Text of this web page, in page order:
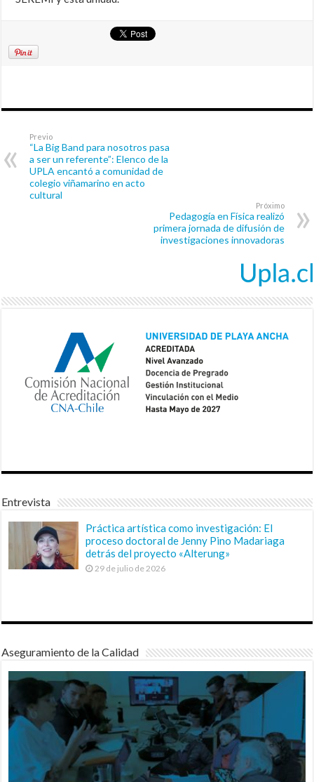
Previo
“La Big Band para nosotros pasa
a ser un referente”: Elenco de la
UPLA encantó a comunidad de
colegio viñamarino en acto
cultural
Próximo
Pedagogía en Física realizó
primera jornada de difusión de
investigaciones innovadoras
Entrevista
Práctica artística como investigación: El
proceso doctoral de Jenny Pino Madariaga
detrás del proyecto «Alterung»
29 de julio de 2026
Aseguramiento de la Calidad